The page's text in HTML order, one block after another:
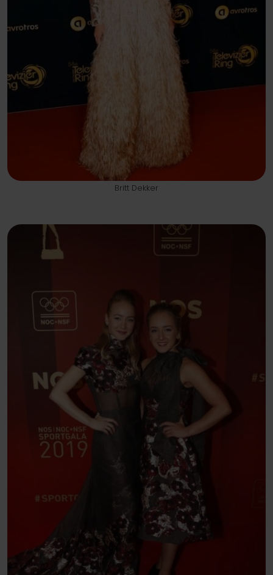
Britt Dekker